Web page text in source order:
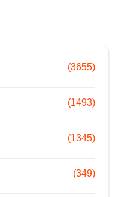
(3655)
(1493)
(1345)
(349)